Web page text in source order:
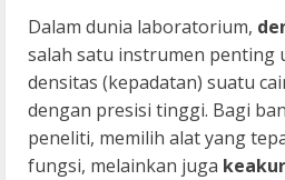
Dalam dunia laboratorium,
salah satu instrumen penting
densitas (kepadatan) suatu
dengan presisi tinggi. Bagi
peneliti, memilih alat yang
fungsi, melainkan juga